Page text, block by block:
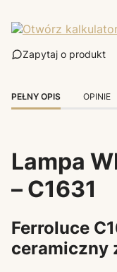
Zapytaj o produkt
PEŁNY OPIS OPINIE
Lampa
– C1631
Ferroluce
ceramiczny